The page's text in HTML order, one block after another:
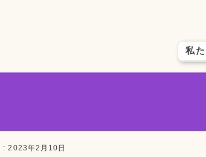
私
:2023年2月10日